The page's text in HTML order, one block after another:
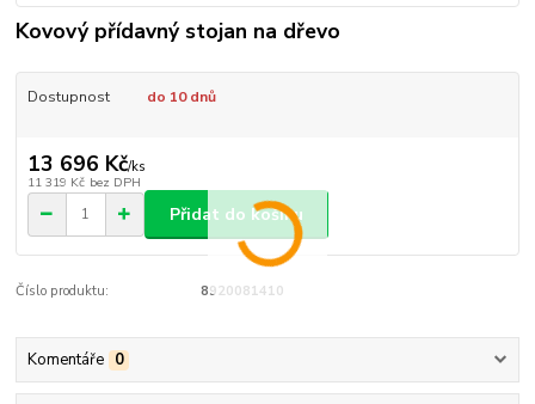
Kovový přídavný stojan na dřevo
Dostupnost do 10 dnů
13 696 Kč/ks
11 319 Kč bez DPH
Přidat do košíku
Číslo produktu: 8920081410
Komentáře 0